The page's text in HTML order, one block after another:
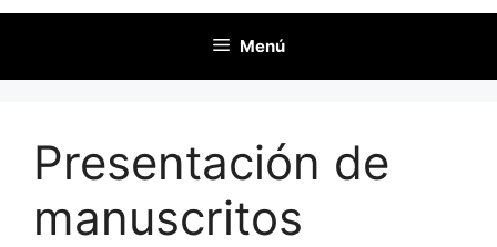
Menú
Presentación de
manuscritos